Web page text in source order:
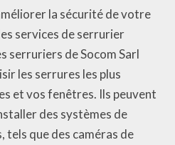
la sécurité de votre
services de serrurier
serruriers de Socom Sarl
les serrures les plus
et vos fenêtres. Ils peuvent
des systèmes de
tels que des caméras de